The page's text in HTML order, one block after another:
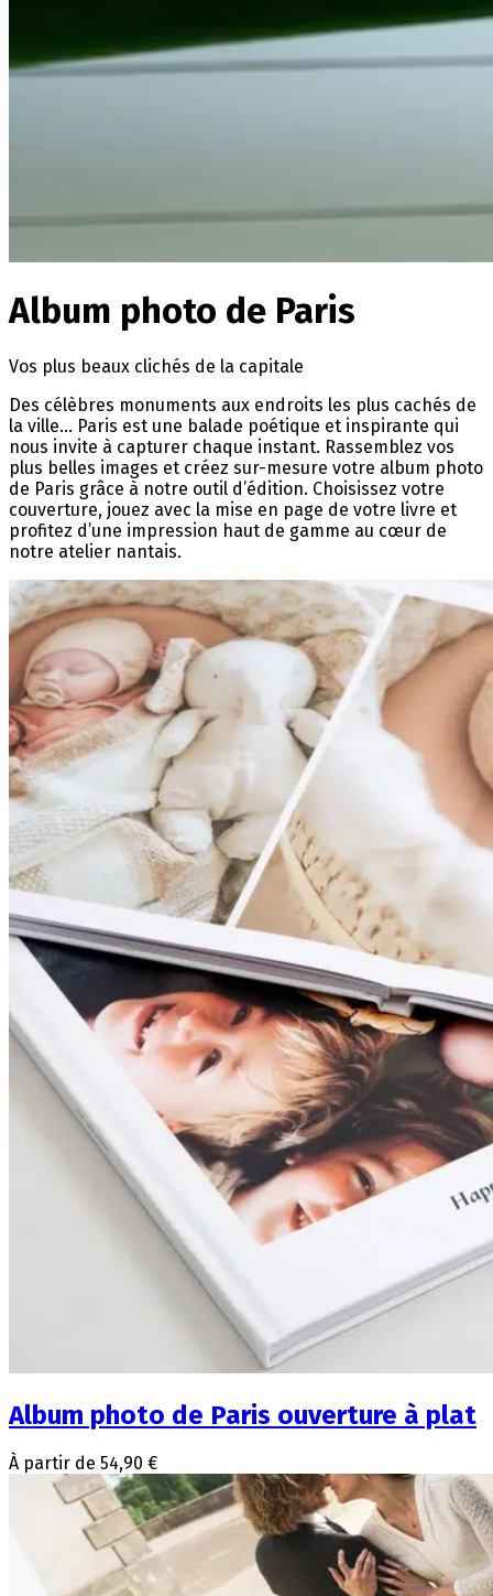
Album photo de Paris
Vos plus beaux clichés de la capitale
Des célèbres monuments aux endroits les plus cachés de
la ville… Paris est une balade poétique et inspirante qui
nous invite à capturer chaque instant. Rassemblez vos
plus belles images et créez sur-mesure votre album photo
de Paris grâce à notre outil d’édition. Choisissez votre
couverture, jouez avec la mise en page de votre livre et
profitez d’une impression haut de gamme au cœur de
notre atelier nantais.
Album photo de Paris ouverture à plat
À partir de 54,90 €